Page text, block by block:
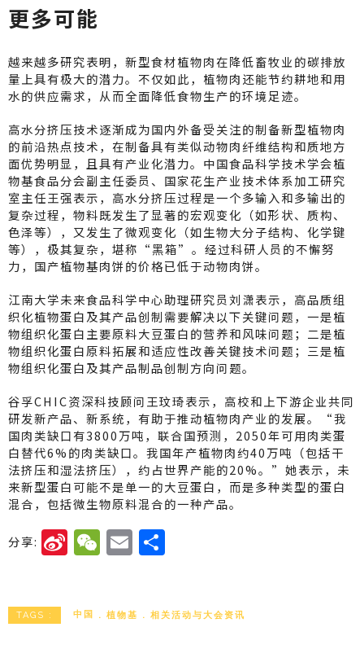
更多可能
越来越多研究表明，新型食材植物肉在降低畜牧业的碳排放
量上具有极大的潜力。不仅如此，植物肉还能节约耕地和用
水的供应需求，从而全面降低食物生产的环境足迹。
高水分挤压技术逐渐成为国内外备受关注的制备新型植物肉
的前沿热点技术，在制备具有类似动物肉纤维结构和质地方
面优势明显，且具有产业化潜力。中国食品科学技术学会植
物基食品分会副主任委员、国家花生产业技术体系加工研究
室主任王强表示，高水分挤压过程是一个多输入和多输出的
复杂过程，物料既发生了显著的宏观变化（如形状、质构、
色泽等），又发生了微观变化（如生物大分子结构、化学键
等），极其复杂，堪称“黑箱”。经过科研人员的不懈努
力，国产植物基肉饼的价格已低于动物肉饼。
江南大学未来食品科学中心助理研究员刘潇表示，高品质组
织化植物蛋白及其产品创制需要解决以下关键问题，一是植
物组织化蛋白主要原料大豆蛋白的营养和风味问题；二是植
物组织化蛋白原料拓展和适应性改善关键技术问题；三是植
物组织化蛋白及其产品制品创制方向问题。
谷孚CHIC资深科技顾问王玟琦表示，高校和上下游企业共同
研发新产品、新系统，有助于推动植物肉产业的发展。“我
国肉类缺口有3800万吨，联合国预测，2050年可用肉类蛋
白替代6%的肉类缺口。我国年产植物肉约40万吨（包括干
法挤压和湿法挤压），约占世界产能的20%。”她表示，未
来新型蛋白可能不是单一的大豆蛋白，而是多种类型的蛋白
混合，包括微生物原料混合的一种产品。
分享: Si
W
W
h
E
l
TAGS : 中国 植物基 相关活动与大会资讯